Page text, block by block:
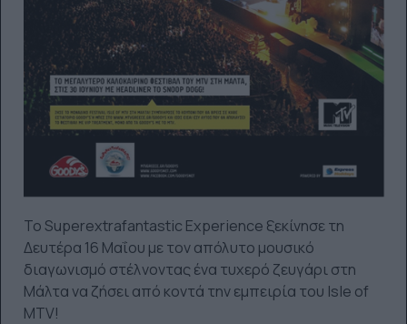
Το Superextrafantastic Experience ξεκίνησε τη
Δευτέρα 16 Μαΐου με τον απόλυτο μουσικό
διαγωνισμό στέλνοντας ένα τυχερό ζευγάρι στη
Μάλτα να ζήσει από κοντά την εμπειρία του Isle of
MTV!